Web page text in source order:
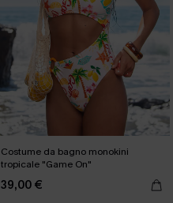
Costume da bagno monokini
tropicale "Game On"
39,00 €